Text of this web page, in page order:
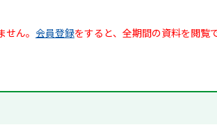
ん。 会員登録をすると、全期間の資料を閲覧